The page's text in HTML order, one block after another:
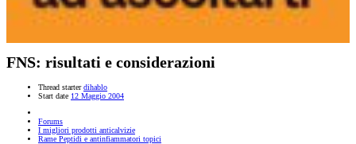
FNS: risultati e considerazioni
Thread starter dihablo
Start date 12 Maggio 2004
Forums
I migliori prodotti anticalvizie
Rame Peptidi e antinfiammatori topici